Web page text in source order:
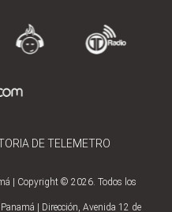
DE TELEMETRO
| Copyright © 2026. Todos los
| Dirección, Avenida 12 de